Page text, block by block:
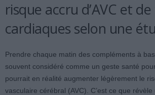
risque accru d’AVC et
cardiaques selon une
Prendre chaque matin des compléments à
souvent considéré comme un geste santé
pourrait en réalité augmenter légèrement le
vasculaire cérébral (AVC). C’est ce que